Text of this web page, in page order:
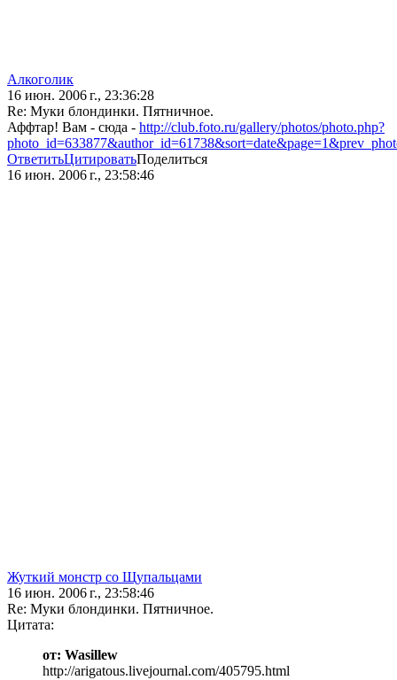
Алкоголик
16 июн. 2006 г., 23:36:28
Re: Муки блондинки. Пятничное.
Аффтар! Вам - сюда - http://club.foto.ru/gallery/photos/photo.php?
ОтветитьЦитироватьПоделиться
16 июн. 2006 г., 23:58:46
Жуткий монстр со Щупальцами
16 июн. 2006 г., 23:58:46
Re: Муки блондинки. Пятничное.
Цитата:
от: Wasillew
http://arigatous.livejournal.com/405795.html